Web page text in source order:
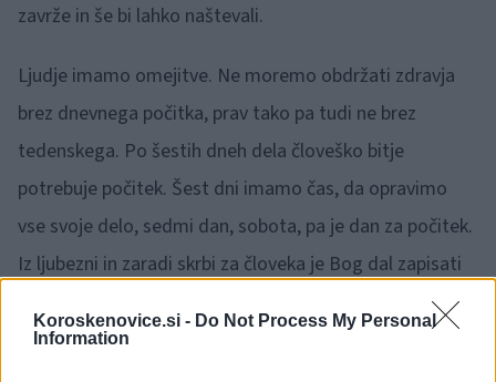
Koroskenovice.si - Do Not Process My Personal
Information
zavrže in še bi lahko naštevali.
Ljudje imamo omejitve. Ne moremo obdržati zdravja
brez dnevnega počitka, prav tako pa tudi ne brez
tedenskega. Po šestih dneh dela človeško bitje
potrebuje počitek. Šest dni imamo čas, da opravimo
vse svoje delo, sedmi dan, sobota, pa je dan za počitek.
Iz ljubezni in zaradi skrbi za človeka je Bog dal zapisati
takšen ritem v četrto izmed desetih zapovedi, da bi
tako zaščitil človeka.